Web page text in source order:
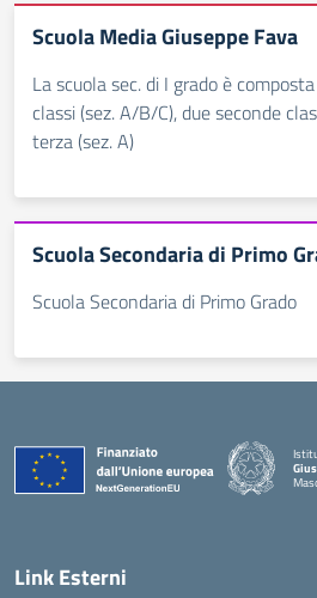
Scuola Media Giuseppe Fava
La scuola sec. di I grado è
classi (sez. A/B/C), due seconde
terza (sez. A)
Scuola Secondaria di Primo
Scuola Secondaria di Primo Grado
Link Esterni